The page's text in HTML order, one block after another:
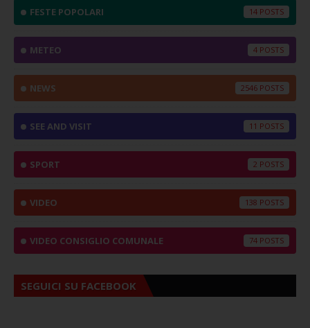
FESTE POPOLARI 14
METEO 4
NEWS 2546
SEE AND VISIT 11
SPORT 2
VIDEO 138
VIDEO CONSIGLIO COMUNALE 74
SEGUICI SU FACEBOOK